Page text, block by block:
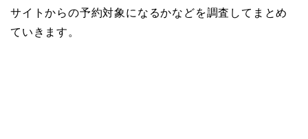
サイトからの予約対象になるかなどを調査してまとめ
ていきます。